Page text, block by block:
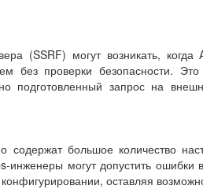
(SSRF) могут возникать,
без проверки безопасности.
подготовленный запрос на
большое количество
инженеры могут допустить ошибки
оставляя